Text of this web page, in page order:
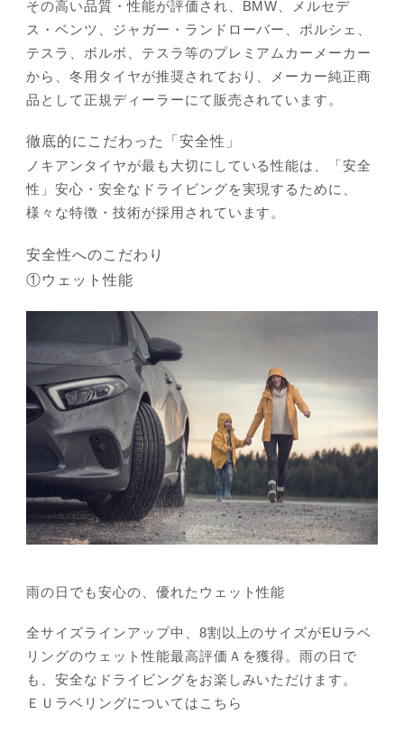
その高い品質・性能が評価され、BMW、メルセデ
ス・ベンツ、ジャガー・ランドローバー、ポルシェ、
テスラ、ボルボ、テスラ等のプレミアムカーメーカー
から、冬用タイヤが推奨されており、メーカー純正商
品として正規ディーラーにて販売されています。
徹底的にこだわった「安全性」
ノキアンタイヤが最も大切にしている性能は、「安全
性」安心・安全なドライビングを実現するために、
様々な特徴・技術が採用されています。
安全性へのこだわり
①ウェット性能
雨の日でも安心の、優れたウェット性能
全サイズラインアップ中、8割以上のサイズがEUラベ
リングのウェット性能最高評価Ａを獲得。雨の日で
も、安全なドライビングをお楽しみいただけます。
ＥＵラベリングについてはこちら